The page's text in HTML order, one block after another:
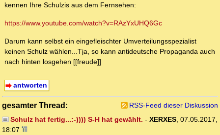
kennen Ihre Schulzis aus dem Fernsehen:
https://www.youtube.com/watch?v=RAzYxUHQ6Gc
Darum kann selbst ein eingefleischter Umverteilungsspezialist
keinen Schulz wählen...Tja, so kann antideutsche Propaganda auch
nach hinten losgehen [[freude]]
antworten
gesamter Thread:
RSS-Feed dieser Diskussion
Schulz hat fertig...:-)))) S-H hat gewählt. - XERXES, 07.05.2017,
18:07